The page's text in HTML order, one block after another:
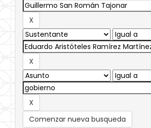
Comenzar nueva busqueda